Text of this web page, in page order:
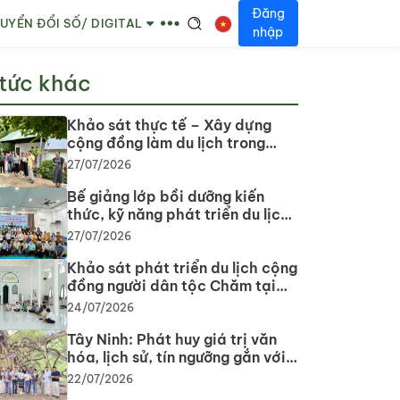
ĐỔI SỐ/ DIGITAL
Đăng
nhập
khác
Khảo sát thực tế – Xây dựng
cộng đồng làm du lịch trong
phát triển du lịch cộng đồng tại
27/07/2026
Bế giảng lớp bồi dưỡng kiến
thức, kỹ năng phát triển du lịch
cộng đồng: Gắn lý thuyết với
triển du lịch bền vững
27/07/2026
Khảo sát phát triển du lịch cộng
đồng người dân tộc Chăm tại
tỉnh Tây Ninh năm 2026
24/07/2026
Tây Ninh: Phát huy giá trị văn
hóa, lịch sử, tín ngưỡng gắn với
phát triển du lịch
22/07/2026